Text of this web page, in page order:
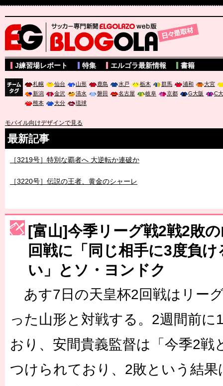
サッカー専門新聞ELGOLAZO web版 BLOGOLA
J練習場レポート 特集 エルゴラ最新情報 書籍
札幌 仙台 山形 鹿島 水戸 栃木 群馬 浦和
大宮
新潟
金沢 清水 磐田 名古屋 岐阜 京都 G大阪
C
熊本
大分 琉球
モバイル向けデザインで見る
最新記事
［3219号］特別な覇者へ 大逆転か連破か
［3220号］伝説の王者、黄金のシャーレ
［3230号］世界一への夢は終わらない
［3223号］一丸。日本出陣
［3222号］史上最大のW杯開幕 注目は「個」
[富山]今季リーグ戦2戦2敗
回戦に「同じ相手に3度負
い」とソ・ヨンドク
あす7日の天皇杯2回戦はリー
った山形と対戦する。2週間前に
おり、安間貴義監督は「今季2戦
つけられており、2敗という結